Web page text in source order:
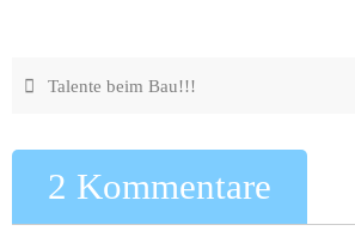
Talente beim Bau!!!
2 Kommentare